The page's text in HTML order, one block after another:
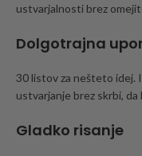
ustvarjalnosti brez
Dolgotrajna
30 listov za nešteto idej.
ustvarjanje brez skrbi, da
Gladko risanje